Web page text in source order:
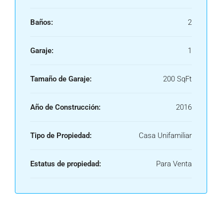
Baños: 2
Garaje: 1
Tamaño de Garaje: 200 SqFt
Año de Construcción: 2016
Tipo de Propiedad: Casa Unifamiliar
Estatus de propiedad: Para Venta